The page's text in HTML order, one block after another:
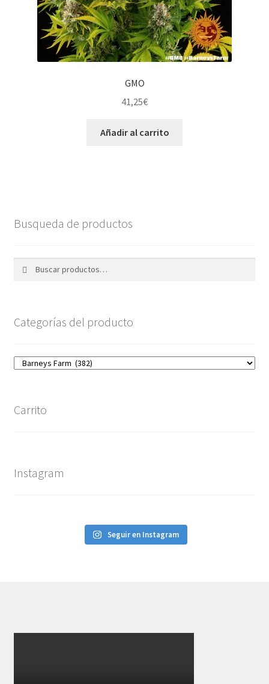
GMO
41,25€
Añadir al carrito
Busqueda de productos
Categorías del producto
Carrito
Instagram
Seguir en Instagram